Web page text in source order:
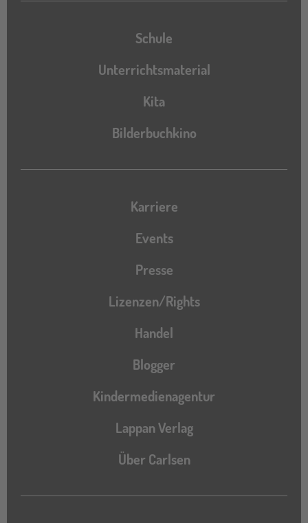
Schule
Unterrichtsmaterial
Kita
Bilderbuchkino
Karriere
Events
Presse
Lizenzen/Rights
Handel
Blogger
Kindermedienagentur
Lappan Verlag
Über Carlsen